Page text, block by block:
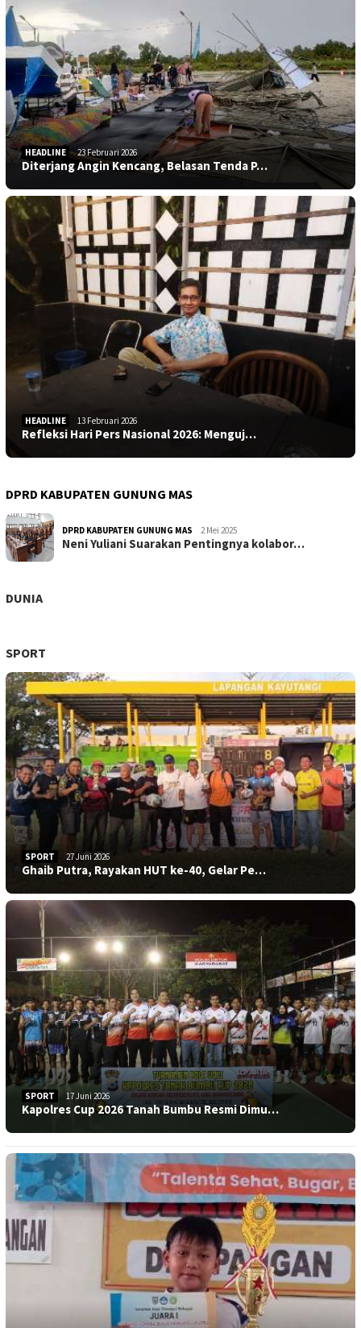
HEADLINE 23 Februari 2026
Diterjang Angin Kencang, Belasan Tenda P…
HEADLINE 13 Februari 2026
Refleksi Hari Pers Nasional 2026: Menguj…
DPRD KABUPATEN GUNUNG MAS
DPRD KABUPATEN GUNUNG MAS 2 Mei 2025
Neni Yuliani Suarakan Pentingnya kolabor…
DUNIA
SPORT
SPORT 27 Juni 2026
Ghaib Putra, Rayakan HUT ke-40, Gelar Pe…
SPORT 17 Juni 2026
Kapolres Cup 2026 Tanah Bumbu Resmi Dimu…